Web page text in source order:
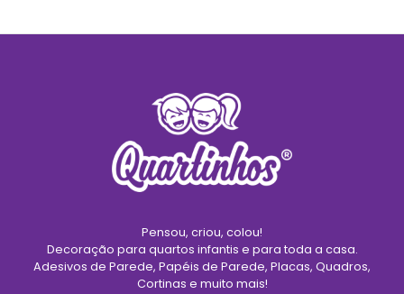
Pensou, criou, colou!
Decoração para quartos infantis e para toda a casa.
Adesivos de Parede, Papéis de Parede, Placas, Quadros,
Cortinas e muito mais!